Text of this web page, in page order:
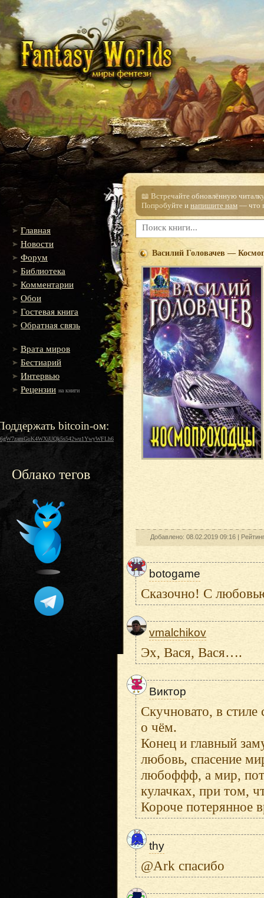
Главная
Новости
Форум
Библиотека
Комментарии
Обои
Гостевая книга
Обратная связь
Врата миров
Бестиарий
Интервью
Рецензии на книги
bitcoin-ом:
Облако тегов
📖 Встречайте обновлённую
Попробуйте и напишите нам — что
Василий Головачев —
Добавлено: 08.02.2019 09:16 |
botogame
Сказочно! С
vmalchikov
Эх, Вася, Вася….
Виктор
Скучновато, в стиле
о чём.
Конец и главный
любовь, спасение
любоффф, а мир,
кулачках, при том,
Короче потерянное
thy
@Ark спасибо